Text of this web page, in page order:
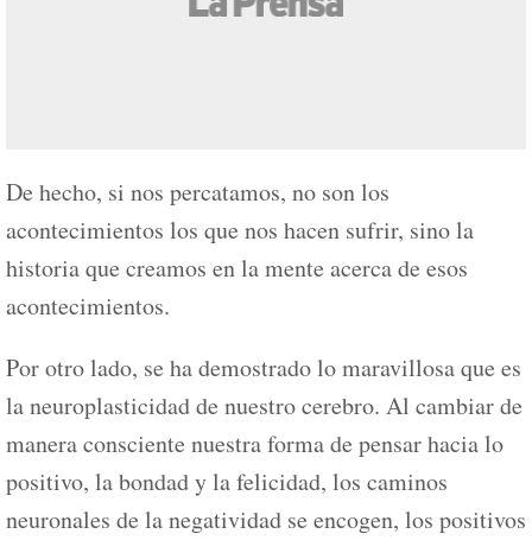
De hecho, si nos percatamos, no son los
acontecimientos los que nos hacen sufrir, sino la
historia que creamos en la mente acerca de esos
acontecimientos.
Por otro lado, se ha demostrado lo maravillosa que es
la neuroplasticidad de nuestro cerebro. Al cambiar de
manera consciente nuestra forma de pensar hacia lo
positivo, la bondad y la felicidad, los caminos
neuronales de la negatividad se encogen, los positivos